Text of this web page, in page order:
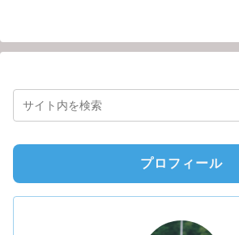
プロフィール